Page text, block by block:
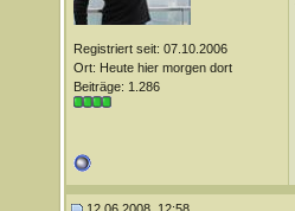
Registriert seit: 07.10.2006
Ort: Heute hier morgen dort
Beiträge: 1.286